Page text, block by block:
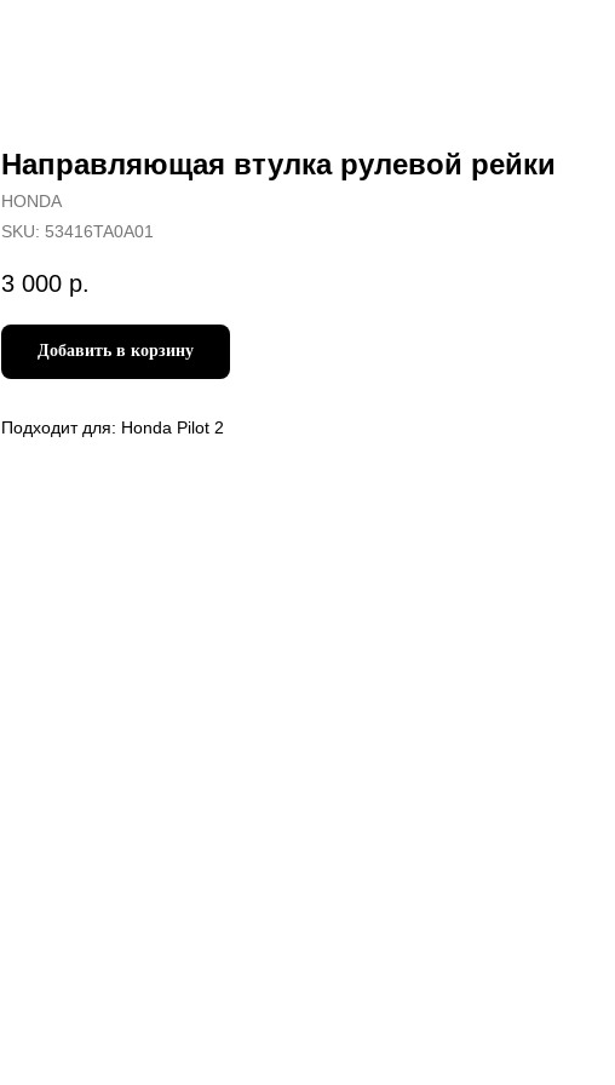
Направляющая втулка рулевой рейки
HONDA
SKU: 53416TA0A01
3 000 р.
Добавить в корзину
Подходит для: Honda Pilot 2